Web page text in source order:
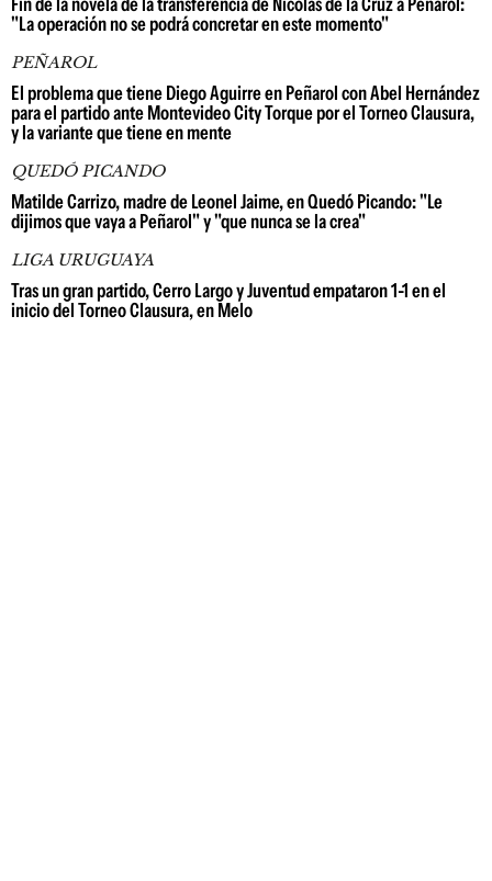
"La operación no se podrá concretar en este momento"
PEÑAROL
El problema que tiene Diego Aguirre en Peñarol con Abel Hernández
para el partido ante Montevideo City Torque por el Torneo Clausura,
y la variante que tiene en mente
QUEDÓ PICANDO
Matilde Carrizo, madre de Leonel Jaime, en Quedó Picando: "Le
dijimos que vaya a Peñarol" y "que nunca se la crea"
LIGA URUGUAYA
Tras un gran partido, Cerro Largo y Juventud empataron 1-1 en el
inicio del Torneo Clausura, en Melo